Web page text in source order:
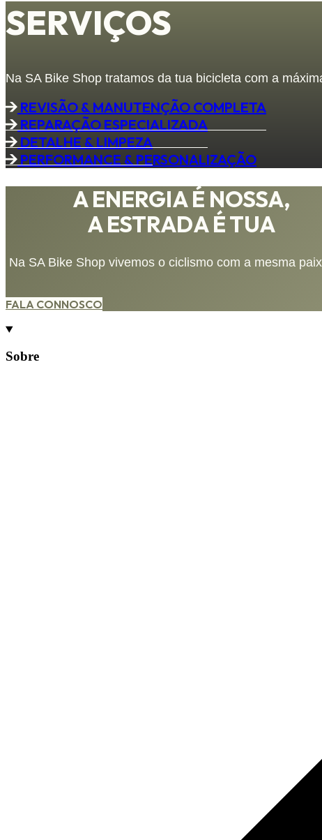
SERVIÇOS
Na SA Bike Shop tratamos da tua bicicleta com a
REVISÃO & MANUTENÇÃO COMPLETA
REPARAÇÃO ESPECIALIZADA
DETALHE & LIMPEZA
PERFORMANCE & PERSONALIZAÇÃO
A ENERGIA É NOSSA,
A ESTRADA É TUA
Na SA Bike Shop vivemos o ciclismo com a mesma
FALA CONNOSCO
Sobre